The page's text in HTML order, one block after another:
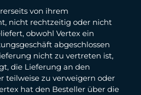
von ihrem
nicht rechtzeitig oder nicht
obwohl Vertex ein
abgeschlossen
nicht zu vertreten ist,
die Lieferung an den
teilweise zu verweigern oder
hat den Besteller über die